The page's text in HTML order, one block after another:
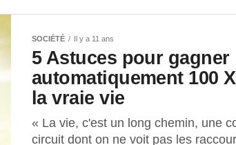
SOCIÉTÉ Il y a 11 ans
5 Astuces pour gagner
automatiquement 100
la vraie vie
« La vie, c'est un long chemin, une
circuit dont on ne voit pas les